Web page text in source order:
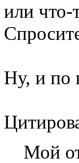
или что-
Ну, и по
Мой